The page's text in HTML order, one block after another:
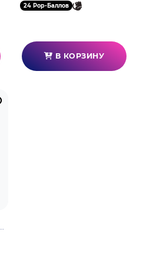
24 Pop-Баллов
В КОРЗИНУ